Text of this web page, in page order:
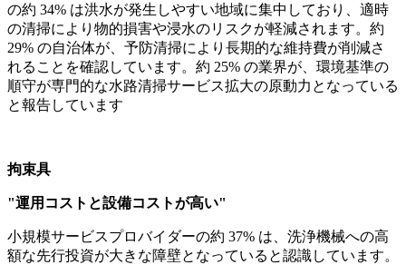
の約 34% は洪水が発生しやすい地域に集中しており、適時
の清掃により物的損害や浸水のリスクが軽減されます。約
29% の自治体が、予防清掃により長期的な維持費が削減さ
れることを確認しています。約 25% の業界が、環境基準の
順守が専門的な水路清掃サービス拡大の原動力となっている
と報告しています
拘束具
"運用コストと設備コストが高い"
小規模サービスプロバイダーの約 37% は、洗浄機械への高
額な先行投資が大きな障壁となっていると認識しています。